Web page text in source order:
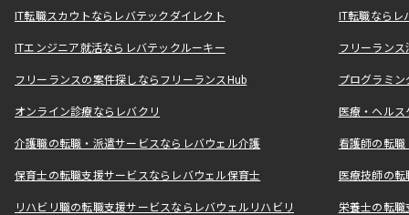
IT転職スカウトならレバテックダイレクト IT転職なら
ITエンジニア就活ならレバテックルーキー フリーラン
フリーランスの案件探しならフリーランスHub プログラミ
オンライン診療ならレバクリ 医療・ヘル
介護職の転職・派遣サービスならレバウェル介護 看護師の転
保育士の転職支援サービスならレバウェル保育士 医療技師の
リハビリ職の転職支援サービスならレバウェルリハビリ 栄養士の転